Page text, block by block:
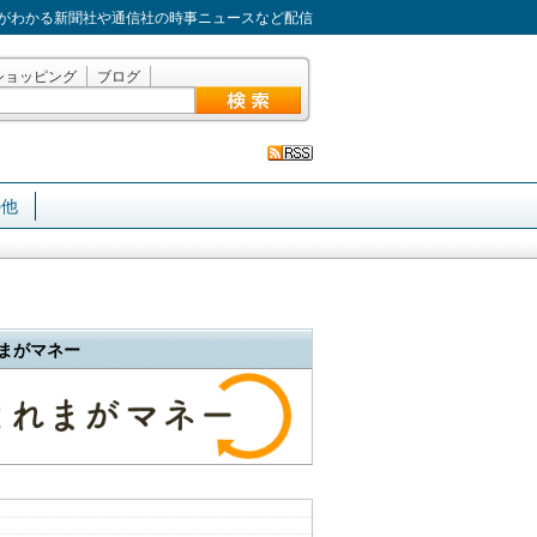
わかる新聞社や通信社の時事ニュースなど配信
ョッピング ブログ
がマネー